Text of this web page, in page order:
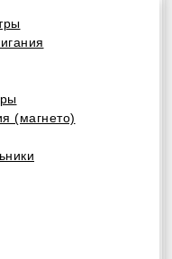
(магнето)